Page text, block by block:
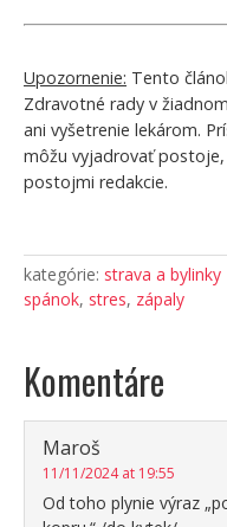
Upozornenie: Tento
Zdravotné rady v
ani vyšetrenie lekárom.
môžu vyjadrovať
postojmi redakcie.
kategórie: strava a bylinky
spánok, stres, zápaly
Komentáre
Maroš
11/11/2024 at 19:55
Od toho plynie výraz